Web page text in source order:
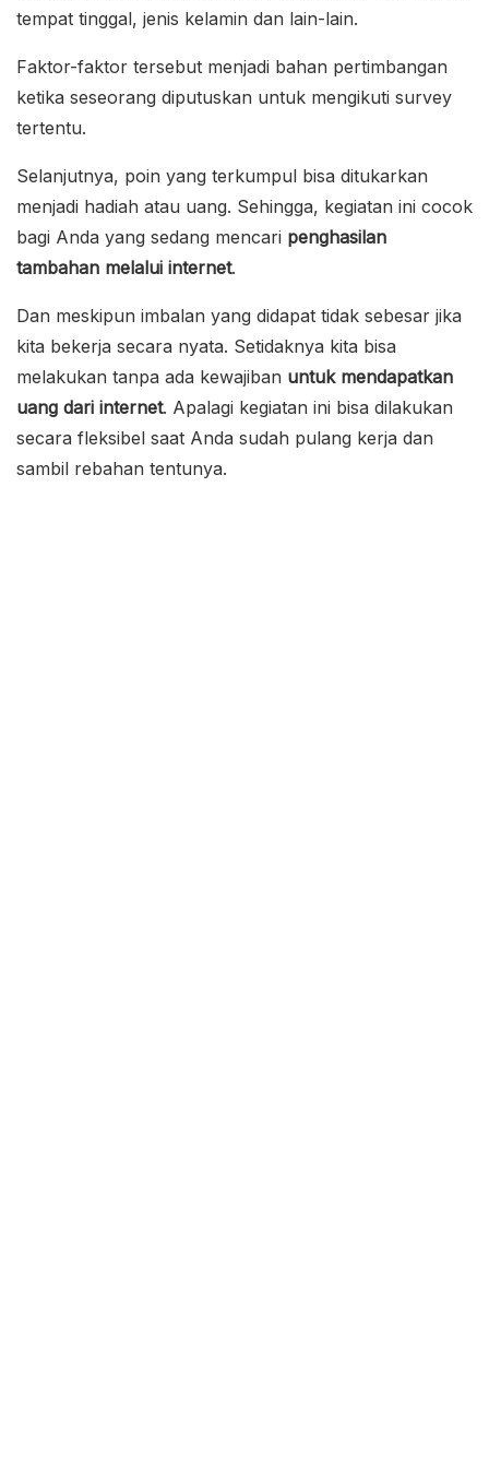
tempat tinggal, jenis kelamin dan lain-lain.
Faktor-faktor tersebut menjadi bahan pertimbangan
ketika seseorang diputuskan untuk mengikuti survey
tertentu.
Selanjutnya, poin yang terkumpul bisa ditukarkan
menjadi hadiah atau uang. Sehingga, kegiatan ini cocok
bagi Anda yang sedang mencari penghasilan
tambahan melalui internet.
Dan meskipun imbalan yang didapat tidak sebesar jika
kita bekerja secara nyata. Setidaknya kita bisa
melakukan tanpa ada kewajiban untuk mendapatkan
uang dari internet. Apalagi kegiatan ini bisa dilakukan
secara fleksibel saat Anda sudah pulang kerja dan
sambil rebahan tentunya.